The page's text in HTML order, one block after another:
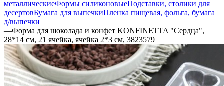
металлическиеФормы силиконовыеПодставки, столики для
десертовБумага для выпечкиПленка пищевая, фольга, бумага
д/выпечки
—Форма для шоколада и конфет KONFINETTA "Сердца",
28*14 см, 21 ячейка, ячейка 2*3 см, 3823579